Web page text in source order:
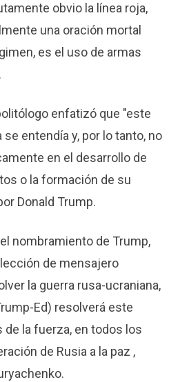
obvio la línea roja,
una oración mortal
es el uso de armas
enfatizó que "este
se entendía y, por lo tanto, no
en el desarrollo de
o la formación de su
Donald Trump.
nombramiento de Trump,
de mensajero
la guerra rusa-ucraniana,
Ed) resolverá este
de la fuerza, en todos los
de Rusia a la paz ,